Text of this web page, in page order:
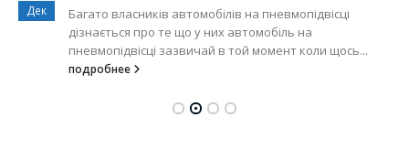
Дек
Багато власників автомобілів на пневмопідвісці
дізнається про те що у них автомобіль на
пневмопідвісці зазвичай в той момент коли щось...
подробнее